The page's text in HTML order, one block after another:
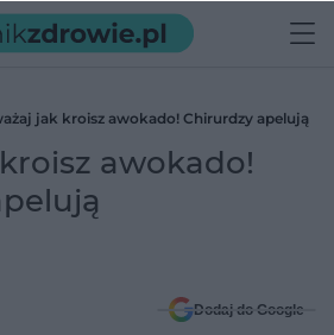
jak kroisz awokado! Chirurdzy apelują
awokado!
Dodaj do Google